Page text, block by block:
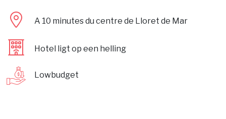
A 10 minutes du centre de Lloret de Mar
Hotel ligt op een helling
Lowbudget